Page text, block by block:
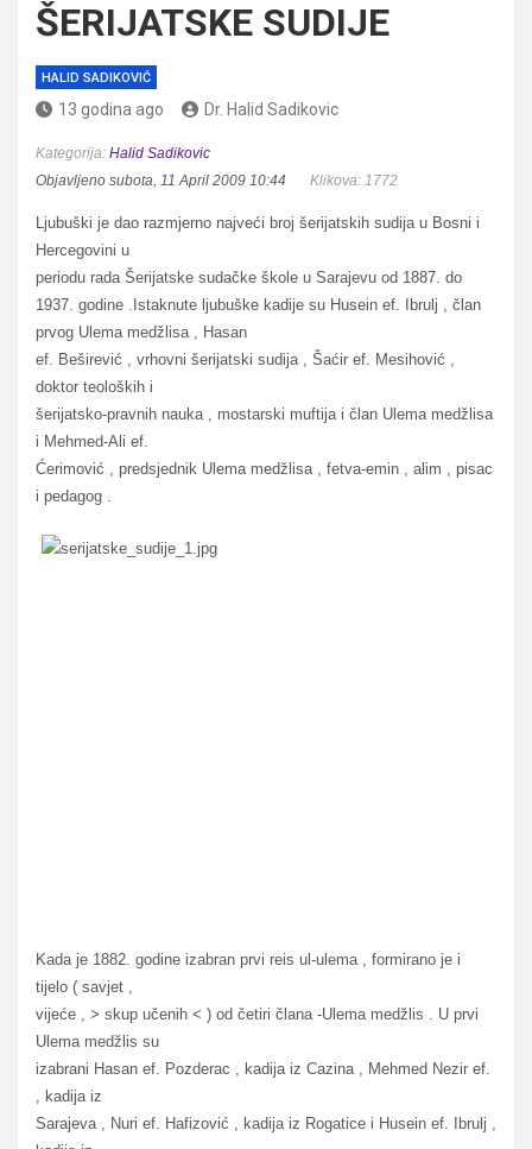
ŠERIJATSKE SUDIJE
HALID SADIKOVIĆ
13 godina ago Dr. Halid Sadikovic
Kategorija: Halid Sadikovic
Objavljeno subota, 11 April 2009 10:44
Klikova: 1772
Ljubuški je dao razmjerno najveći broj šerijatskih sudija u Bosni i
Hercegovini u
periodu rada Šerijatske sudačke škole u Sarajevu od 1887. do
1937. godine .Istaknute ljubuške kadije su Husein ef. Ibrulj , član
prvog Ulema medžlisa , Hasan
ef. Beširević , vrhovni šerijatski sudija , Šaćir ef. Mesihović ,
doktor teoloških i
šerijatsko-pravnih nauka , mostarski muftija i član Ulema medžlisa
i Mehmed-Ali ef.
Ćerimović , predsjednik Ulema medžlisa , fetva-emin , alim , pisac
i pedagog .
Kada je 1882. godine izabran prvi reis ul-ulema , formirano je i
tijelo ( savjet ,
vijeće , > skup učenih < ) od četiri člana -Ulema medžlis . U prvi
Ulema medžlis su
izabrani Hasan ef. Pozderac , kadija iz Cazina , Mehmed Nezir ef.
, kadija iz
Sarajeva , Nuri ef. Hafizović , kadija iz Rogatice i Husein ef. Ibrulj ,